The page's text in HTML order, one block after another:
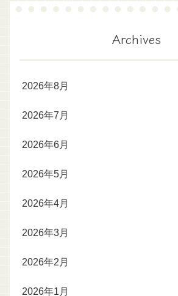
Archives
2026年8月
2026年7月
2026年6月
2026年5月
2026年4月
2026年3月
2026年2月
2026年1月